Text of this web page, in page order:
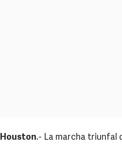
Houston.- La marcha triunfal